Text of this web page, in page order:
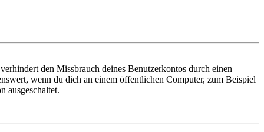
den Missbrauch deines Benutzerkontos durch einen
wenn du dich an einem öffentlichen Computer, zum Beispiel
ausgeschaltet.